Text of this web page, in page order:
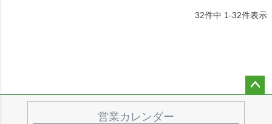
32件中 1-32件表示
営業カレンダー